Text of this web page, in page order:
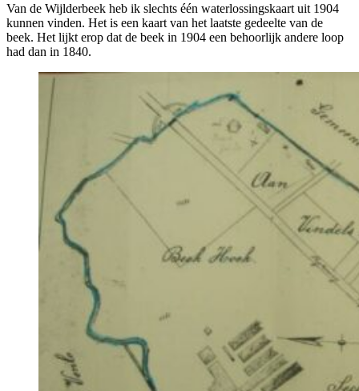
Van de Wijlderbeek heb ik slechts één waterlossingskaart uit 1904
kunnen vinden. Het is een kaart van het laatste gedeelte van de
beek. Het lijkt erop dat de beek in 1904 een behoorlijk andere loop
had dan in 1840.